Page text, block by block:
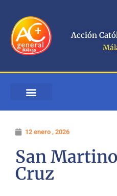
contenido
Acción
12 enero , 2026
San
Cruz